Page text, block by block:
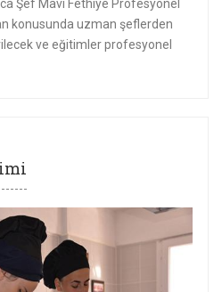
Şef Mavi Fethiye Profesyonel
konusunda uzman şeflerden
ve eğitimler profesyonel